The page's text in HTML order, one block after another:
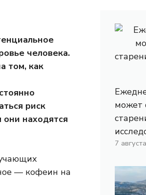
человека.
том, как
риск
находятся
— кофеин на
может
7